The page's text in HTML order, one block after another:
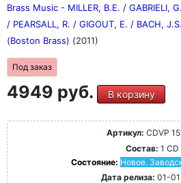
Brass Music - MILLER, B.E. / GABRIELI,
/ PEARSALL, R. / GIGOUT, E. / BACH,
(Boston Brass) (2011)
Под заказ
4949 руб. В корзину
Артикул: CDVP
Состав: 1 CD
Состояние: Новое.
Дата релиза: 01-